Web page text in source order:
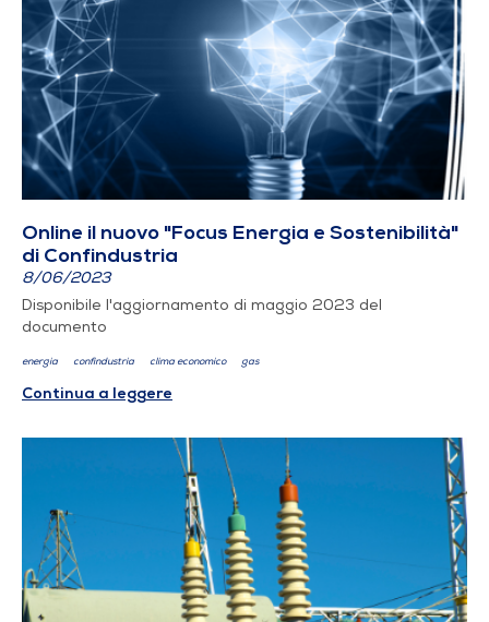
Online il nuovo "Focus Energia e Sostenibilità"
di Confindustria
8/06/2023
Disponibile l'aggiornamento di maggio 2023 del
documento
energia confindustria clima economico gas
Continua a leggere